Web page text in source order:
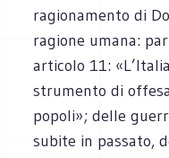
ragionamento di
ragione umana:
articolo 11:
strumento di
popoli»; delle
subite in passato,